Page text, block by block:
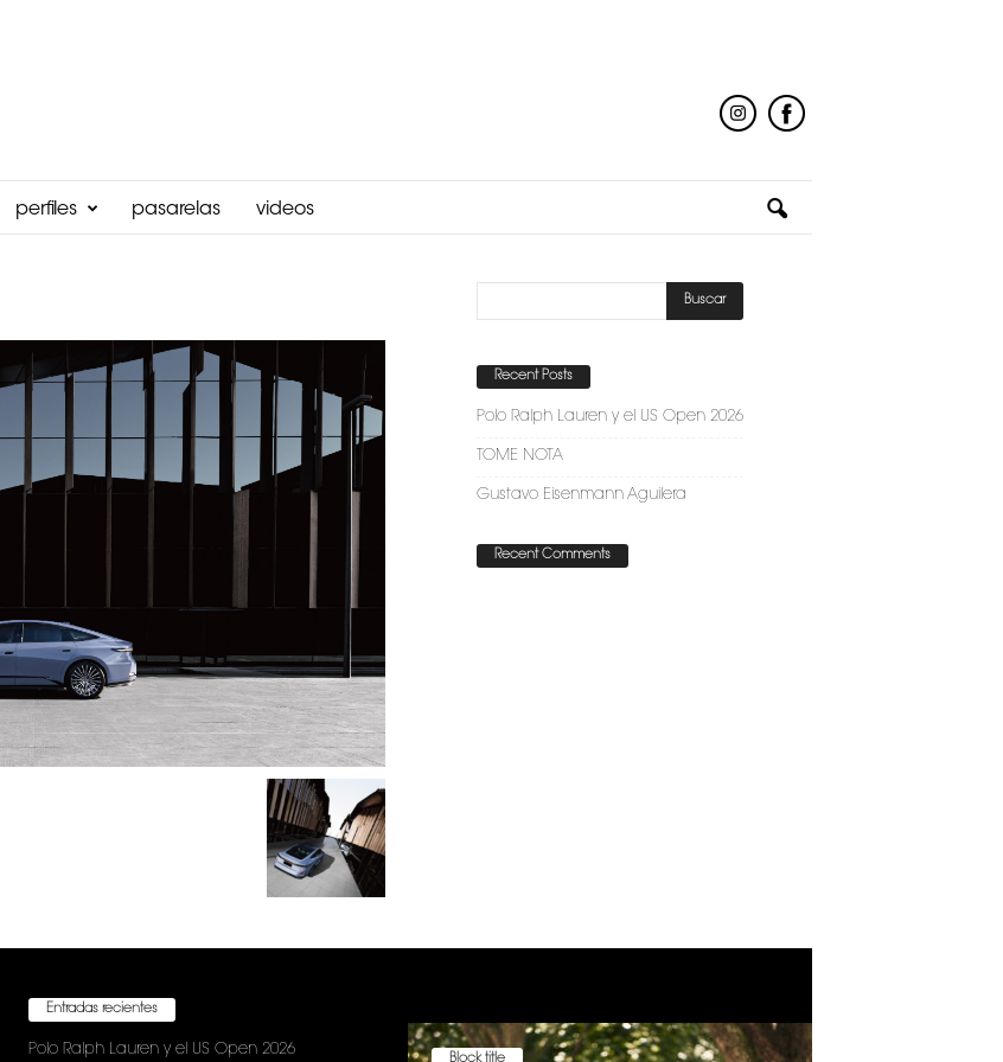
perfiles pasarelas videos
Recent Posts
Polo Ralph Lauren y el US Open 2026
TOME NOTA
Gustavo Eisenmann Aguilera
Recent Comments
Entradas recientes
Polo Ralph Lauren y el US Open 2026
Block title